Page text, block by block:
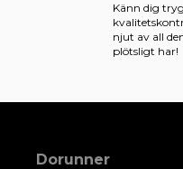
Känn dig
njut av all
plötsligt har!
Dorunner